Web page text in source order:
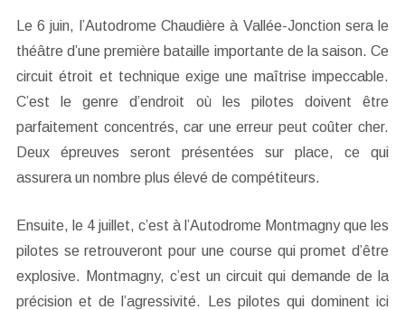
Le 6 juin, l’Autodrome Chaudière à Vallée-Jonction sera le
théâtre d’une première bataille importante de la saison. Ce
circuit étroit et technique exige une maîtrise impeccable.
C’est le genre d’endroit où les pilotes doivent être
parfaitement concentrés, car une erreur peut coûter cher.
Deux épreuves seront présentées sur place, ce qui
assurera un nombre plus élevé de compétiteurs.
Ensuite, le 4 juillet, c’est à l’Autodrome Montmagny que les
pilotes se retrouveront pour une course qui promet d’être
explosive. Montmagny, c’est un circuit qui demande de la
précision et de l’agressivité. Les pilotes qui dominent ici